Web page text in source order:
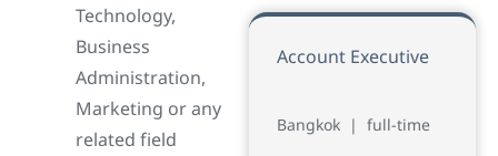
Technology,
Business
Administration,
Marketing or any
related field
Account Executive
Bangkok | full-time